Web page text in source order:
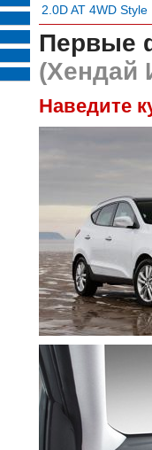
2.0D AT 4WD Style
Первые
(Хендай
Наведите